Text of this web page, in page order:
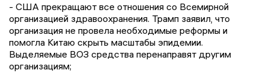
- США прекращают все отношения со Всемирной
организацией здравоохранения. Трамп заявил, что
организация не провела необходимые реформы и
помогла Китаю скрыть масштабы эпидемии.
Выделяемые ВОЗ средства перенаправят другим
организациям;